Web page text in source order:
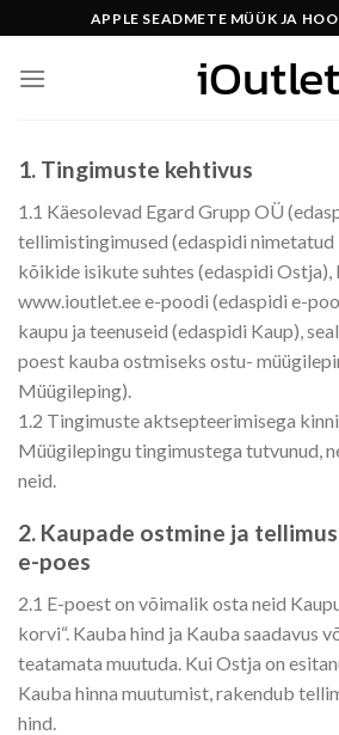
to
content
APPLE SEADMETE MÜÜK JA
1. Tingimuste kehtivus
1.1 Käesolevad Egard Grupp OÜ
tellimistingimused (edaspidi
kõikide isikute suhtes (edaspidi Ostja),
www.ioutlet.ee e-poodi (edaspidi e-
kaupu ja teenuseid (edaspidi Kaup),
poest kauba ostmiseks ostu-
Müügileping).
1.2 Tingimuste aktsepteerimisega
Müügilepingu tingimustega tutvunud,
neid.
2. Kaupade ostmine ja
e-poes
2.1 E-poest on võimalik osta neid
korvi“. Kauba hind ja Kauba saadavus
teatamata muutuda. Kui Ostja on
Kauba hinna muutumist, rakendub
hind.